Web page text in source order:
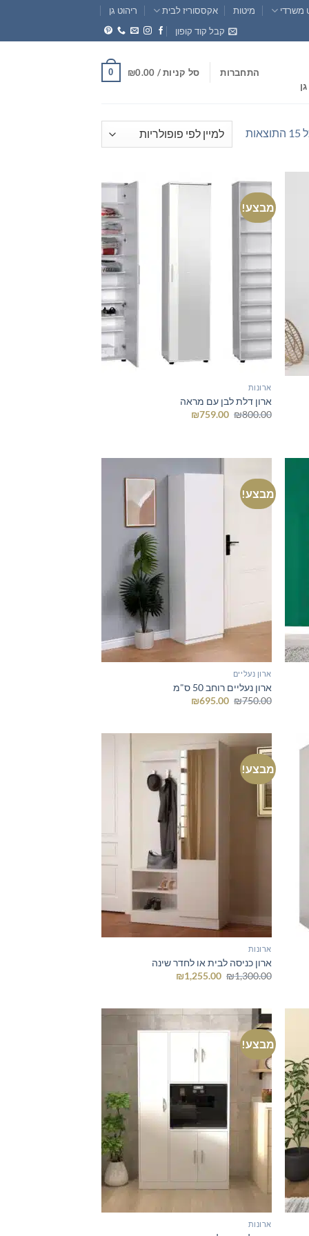
משרדי מיטות אקססוריז לבית
ריהוט גן
קבל קוד קופון
התחברות סל קניות / ₪0.00
0
ממוין
לפי
מבצע!
ארונות
ארון דלת לבן עם מראה
₪800.00
המחיר ₪759.00
מבצע!
ארון נעליים
ארון נעליים רוחב 50 ס"מ
₪750.00
המחיר ₪695.00
מבצע!
ארונות
ארון כניסה לבית או לחדר שינה
₪1,300.00
המחיר
₪1,255.00
מבצע!
ארונות